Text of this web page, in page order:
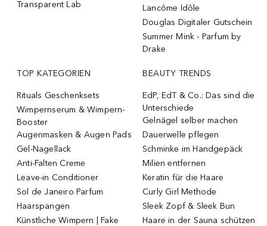
Transparent Lab
Lancôme Idôle
Douglas Digitaler Gutschein
Summer Mink - Parfum by
Drake
TOP KATEGORIEN
Rituals Geschenksets
Wimpernserum & Wimpern-
Booster
Augenmasken & Augen Pads
Gel-Nagellack
Anti-Falten Creme
Leave-in Conditioner
Sol de Janeiro Parfum
Haarspangen
Künstliche Wimpern | Fake
BEAUTY TRENDS
EdP, EdT & Co.: Das sind die
Unterschiede
Gelnägel selber machen
Dauerwelle pflegen
Schminke im Handgepäck
Milien entfernen
Keratin für die Haare
Curly Girl Methode
Sleek Zopf & Sleek Bun
Haare in der Sauna schützen